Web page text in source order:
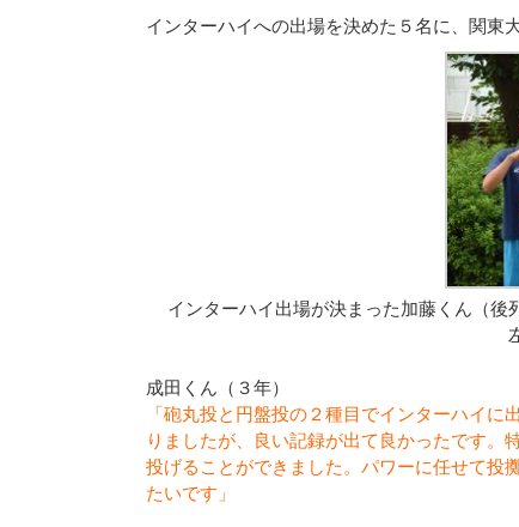
インターハイへの出場を決めた５名に、関東
インターハイ出場が決まった加藤くん（
成田くん（３年）
「砲丸投と円盤投の２種目でインターハイ
りましたが、良い記録が出て良かったです。
投げることができました。パワーに任せて投
たいです」